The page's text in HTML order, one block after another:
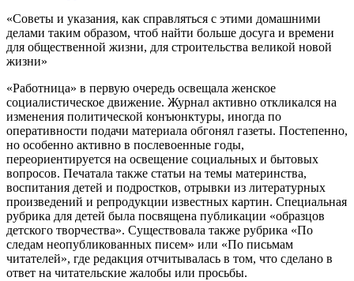
«Советы и указания, как справляться с этими домашними
делами таким образом, чтоб найти больше досуга и времени
для общественной жизни, для строительства великой новой
жизни»
«Работница» в первую очередь освещала женское
социалистическое движение. Журнал активно откликался на
изменения политической конъюнктуры, иногда по
оперативности подачи материала обгонял газеты. Постепенно,
но особенно активно в послевоенные годы,
переориентируется на освещение социальных и бытовых
вопросов. Печатала также статьи на темы материнства,
воспитания детей и подростков, отрывки из литературных
произведений и репродукции известных картин. Специальная
рубрика для детей была посвящена публикации «образцов
детского творчества». Существовала также рубрика «По
следам неопубликованных писем» или «По письмам
читателей», где редакция отчитывалась в том, что сделано в
ответ на читательские жалобы или просьбы.